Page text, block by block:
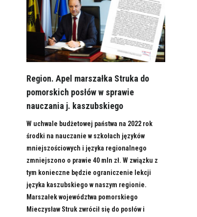
Region. Apel marszałka Struka do
pomorskich posłów w sprawie
nauczania j. kaszubskiego
W uchwale budżetowej państwa na 2022 rok
środki na nauczanie w szkołach języków
mniejszościowych i języka regionalnego
zmniejszono o prawie 40 mln zł. W związku z
tym konieczne będzie ograniczenie lekcji
języka kaszubskiego w naszym regionie.
Marszałek województwa pomorskiego
Mieczysław Struk zwrócił się do posłów i